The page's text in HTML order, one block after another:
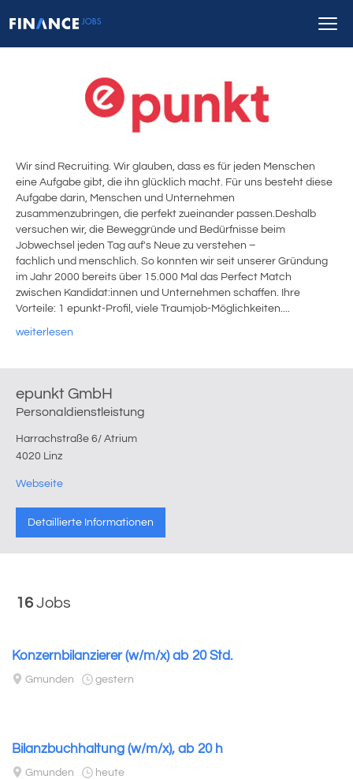
Wir sind Recruiting. Wir glauben, dass es für jeden Menschen
eine Aufgabe gibt, die ihn glücklich macht. Für uns besteht diese
Aufgabe darin, Menschen und Unternehmen
zusammenzubringen, die perfekt zueinander passen.Deshalb
versuchen wir, die Beweggründe und Bedürfnisse beim
Jobwechsel jeden Tag auf's Neue zu verstehen –
fachlich und menschlich. So konnten wir seit unserer Gründung
im Jahr 2000 bereits über 15.000 Mal das Perfect Match
zwischen Kandidat:innen und Unternehmen schaffen. Ihre
Vorteile: 1 epunkt-Profil, viele Traumjob-Möglichkeiten....
weiterlesen
epunkt GmbH
Personaldienstleistung
Harrachstraße 6/ Atrium
4020 Linz
Webseite
Detaillierte Informationen
16 Jobs
Konzernbilanzierer (w/m/x) ab 20 Std.
Gmunden gestern
Bilanzbuchhaltung (w/m/x), ab 20 h
Gmunden heute